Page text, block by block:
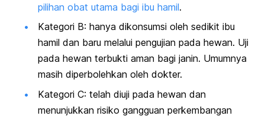
pilihan obat utama bagi ibu hamil.
Kategori B: hanya dikonsumsi oleh sedikit ibu
hamil dan baru melalui pengujian pada hewan. Uji
pada hewan terbukti aman bagi janin. Umumnya
masih diperbolehkan oleh dokter.
Kategori C: telah diuji pada hewan dan
menunjukkan risiko gangguan perkembangan